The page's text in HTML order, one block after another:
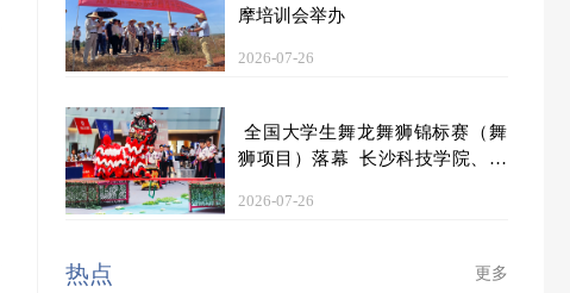
摩培训会举办
2026-07-26
全国大学生舞龙舞狮锦标赛（舞
狮项目）落幕 长沙科技学院、长
范大学分获甲乙丙组第一名
2026-07-26
热点 更多